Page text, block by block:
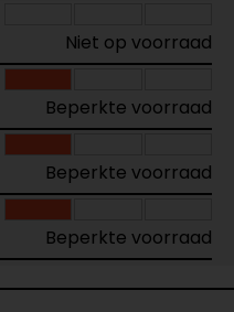
Niet op voorraad
Beperkte voorraad
Beperkte voorraad
Beperkte voorraad